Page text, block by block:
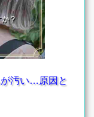
が汚い…原因と